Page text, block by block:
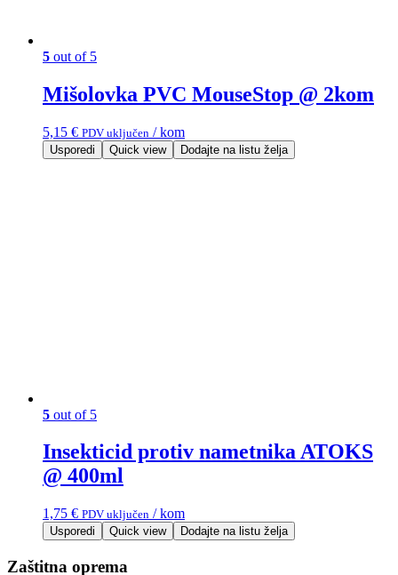
5 out of 5
Mišolovka PVC MouseStop @ 2kom
5,15 € PDV uključen / kom
Usporedi Quick view Dodajte na listu želja
5 out of 5
Insekticid protiv nametnika ATOKS
@ 400ml
1,75 € PDV uključen / kom
Usporedi Quick view Dodajte na listu želja
Zaštitna oprema